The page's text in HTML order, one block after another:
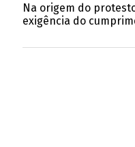
Na origem do
exigência do